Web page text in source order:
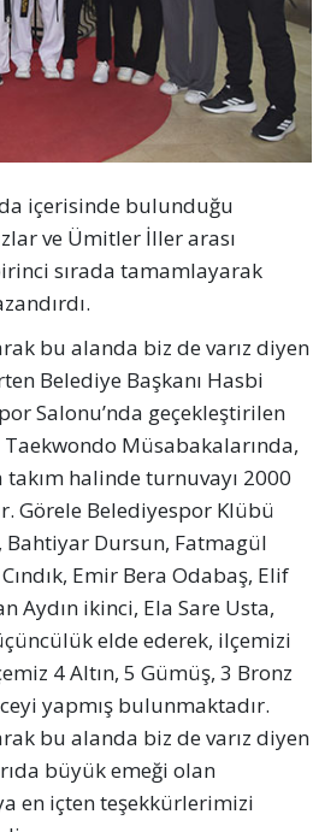
içerisinde bulunduğu
ve Ümitler İller arası
sırada tamamlayarak
bu alanda biz de varız diyen
Belediye Başkanı Hasbi
Salonu’nda geçekleştirilen
Taekwondo Müsabakalarında,
takım halinde turnuvayı 2000
Görele Belediyespor Klübü
Bahtiyar Dursun, Fatmagül
Emir Bera Odabaş, Elif
Aydın ikinci, Ela Sare Usta,
elde ederek, ilçemizi
4 Altın, 5 Gümüş, 3 Bronz
yapmış bulunmaktadır.
bu alanda biz de varız diyen
büyük emeği olan
en içten teşekkürlerimizi